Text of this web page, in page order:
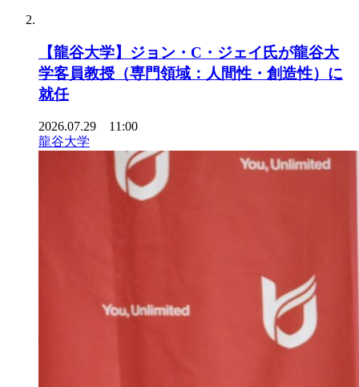
【龍谷大学】ジョン・C・ジェイ氏が龍谷大
学客員教授（専門領域：人間性・創造性）に
就任
2026.07.29 11:00
龍谷大学